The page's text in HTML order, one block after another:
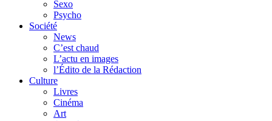
Sexo
Psycho
Société
News
C’est chaud
L’actu en images
l’Édito de la Rédaction
Culture
Livres
Cinéma
Art